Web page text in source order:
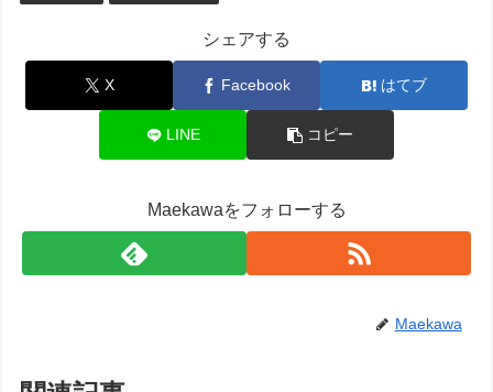
シェアする
X Facebook はてブ
LINE コピー
Maekawaをフォローする
Maekawa